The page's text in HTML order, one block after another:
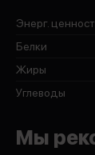
Энерг.
Белки
Жиры
Углеводы
Мы